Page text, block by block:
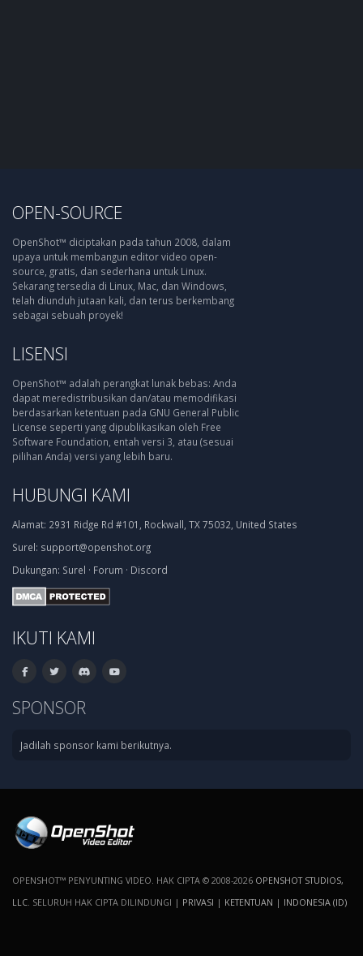
OPEN-SOURCE
OpenShot™ diciptakan pada tahun 2008, dalam
upaya untuk membangun editor video open-
source, gratis, dan sederhana untuk Linux.
Sekarang tersedia di Linux, Mac, dan Windows,
telah diunduh jutaan kali, dan terus berkembang
sebagai sebuah proyek!
LISENSI
OpenShot™ adalah perangkat lunak bebas: Anda
dapat meredistribusikan dan/atau memodifikasi
berdasarkan ketentuan pada GNU General Public
License seperti yang dipublikasikan oleh Free
Software Foundation, entah versi 3, atau (sesuai
pilihan Anda) versi yang lebih baru.
HUBUNGI KAMI
Alamat: 2931 Ridge Rd #101, Rockwall, TX 75032, United States
Surel: support@openshot.org
Dukungan: Surel · Forum · Discord
IKUTI KAMI
SPONSOR
Jadilah sponsor kami berikutnya.
OPENSHOT™ PENYUNTING VIDEO. HAK CIPTA © 2008-2026 OPENSHOT STUDIOS,
LLC . SELURUH HAK CIPTA DILINDUNGI | PRIVASI | KETENTUAN | INDONESIA (ID)